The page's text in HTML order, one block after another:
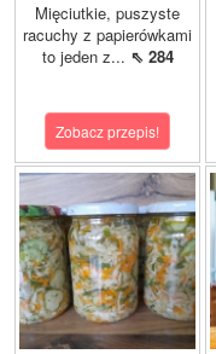
Mięciutkie, puszyste
racuchy z papierówkami
to jeden z... ⇖ 284
Zobacz przepis!